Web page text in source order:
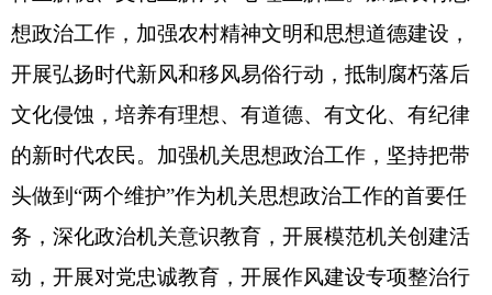
想政治工作，加强农村精神文明和思想道德建设，
开展弘扬时代新风和移风易俗行动，抵制腐朽落后
文化侵蚀，培养有理想、有道德、有文化、有纪律
的新时代农民。加强机关思想政治工作，坚持把带
头做到“两个维护”作为机关思想政治工作的首要任
务，深化政治机关意识教育，开展模范机关创建活
动，开展对党忠诚教育，开展作风建设专项整治行